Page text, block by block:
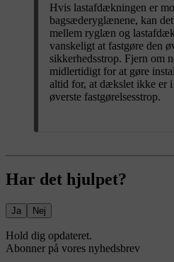
Hvis lastafdækningen er
bagsæderyglænene, kan
mellem ryglæn og
vanskeligt at fastgøre den
sikkerhedsstrop. Fjern om
midlertidigt for at gøre
altid for, at dækslet ikke er
øverste fastgørelsesstrop.
Har det hjulpet?
Ja Nej